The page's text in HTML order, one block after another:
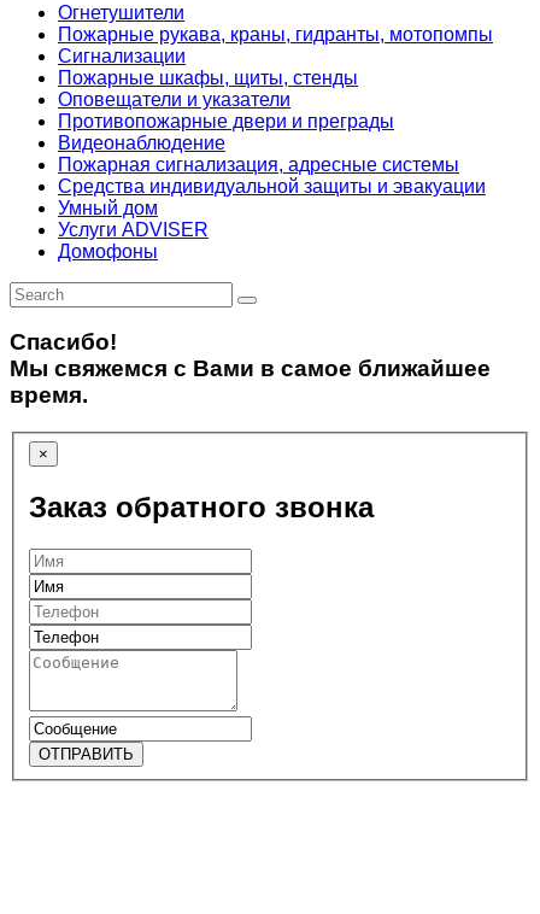
Огнетушители
Пожарные рукава, краны, гидранты, мотопомпы
Сигнализации
Пожарные шкафы, щиты, стенды
Оповещатели и указатели
Противопожарные двери и преграды
Видеонаблюдение
Пожарная сигнализация, адресные системы
Средства индивидуальной защиты и эвакуации
Умный дом
Услуги ADVISER
Домофоны
Спасибо!
Мы свяжемся с Вами в самое ближайшее
время.
×
Заказ обратного звонка
ОТПРАВИТЬ